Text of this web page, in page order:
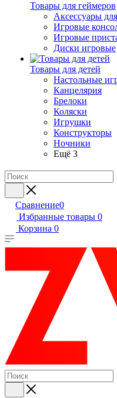
Товары для геймеров
Аксессуары
Игровые
Игровые
Диски игровые
Товары для детей
Настольные
Канцелярия
Брелоки
Коляски
Игрушки
Конструкторы
Ночники
Ещё 3
Сравнение0
Избранные товары 0
Корзина 0